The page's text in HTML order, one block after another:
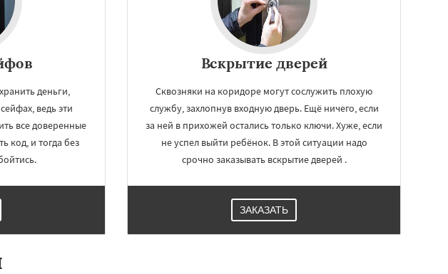
деньги,
ведь эти
все доверенные
код, и тогда без
Вскрытие дверей
Сквозняки на коридоре могут сослужить плохую
службу, захлопнув входную дверь. Ещё ничего, если
за ней в прихожей остались только ключи. Хуже, если
не успел выйти ребёнок. В этой ситуации надо
срочно заказывать вскрытие дверей .
ЗАКАЗАТЬ